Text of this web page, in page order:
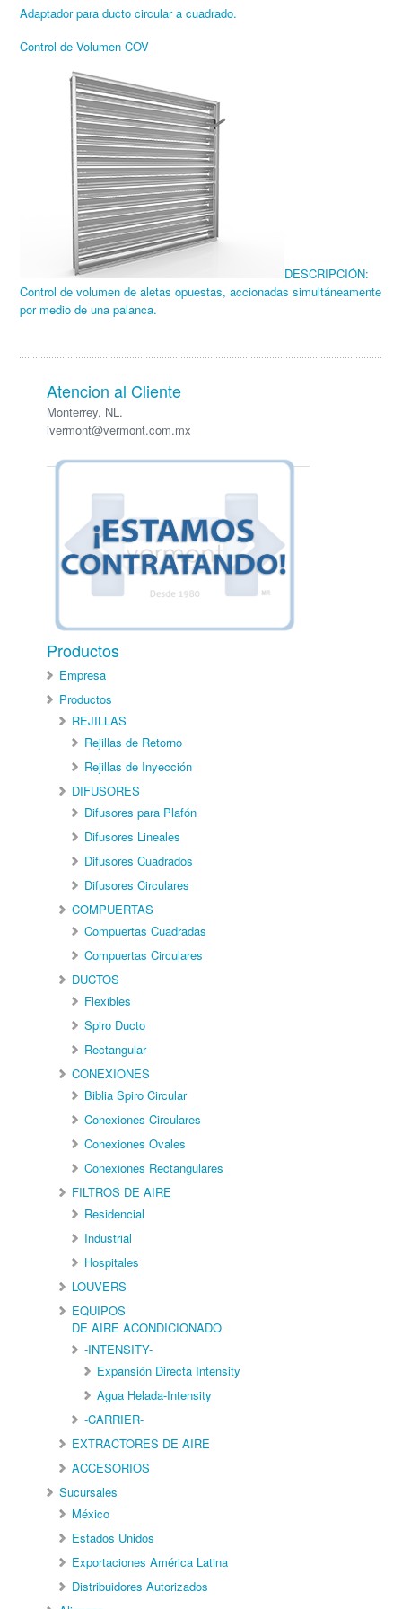
Adaptador para ducto circular a cuadrado.
Control de Volumen COV
DESCRIPCIÓN:
Control de volumen de aletas opuestas, accionadas simultáneamente
por medio de una palanca.
Atencion al Cliente
Monterrey, NL.
ivermont@vermont.com.mx
Productos
Empresa
Productos
REJILLAS
Rejillas de Retorno
Rejillas de Inyección
DIFUSORES
Difusores para Plafón
Difusores Lineales
Difusores Cuadrados
Difusores Circulares
COMPUERTAS
Compuertas Cuadradas
Compuertas Circulares
DUCTOS
Flexibles
Spiro Ducto
Rectangular
CONEXIONES
Biblia Spiro Circular
Conexiones Circulares
Conexiones Ovales
Conexiones Rectangulares
FILTROS DE AIRE
Residencial
Industrial
Hospitales
LOUVERS
EQUIPOS
DE AIRE ACONDICIONADO
-INTENSITY-
Expansión Directa Intensity
Agua Helada-Intensity
-CARRIER-
EXTRACTORES DE AIRE
ACCESORIOS
Sucursales
México
Estados Unidos
Exportaciones América Latina
Distribuidores Autorizados